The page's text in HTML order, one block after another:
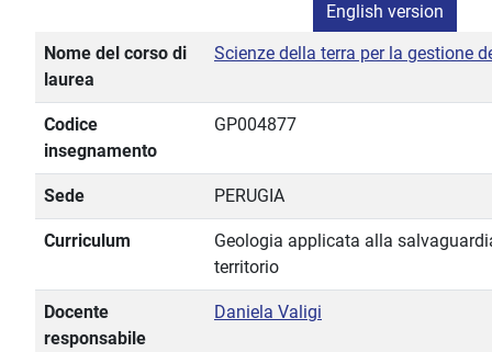
English version
Nome del corso di
laurea
Scienze della terra per la gestione
Codice
insegnamento
GP004877
Sede PERUGIA
Curriculum
Geologia applicata alla
territorio
Docente
responsabile
Daniela Valigi